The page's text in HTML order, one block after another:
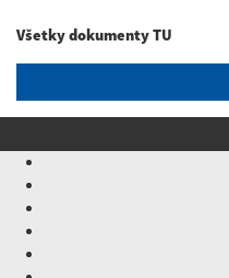
Všetky dokumenty TU